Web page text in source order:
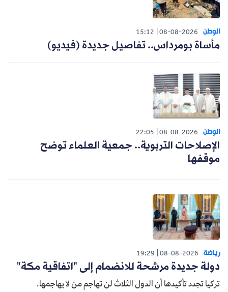
الوطن 08-08-2026
15:12
مأساة بومرداس.. تفاصيل جديدة (فيديو)
الوطن 08-08-2026
22:05
الإصلاحات التربوية.. جمعية العلماء توضح
موقفها
رياضة 08-08-2026
19:29
دولة جديدة مرشحة للانضمام إلى "اتفاقية مكة"
تركيا تجدد تأكيدها أن الدول الثلاث لن تهاجم من لا يهاجمها.